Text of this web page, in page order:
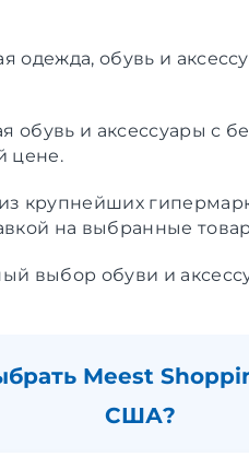
одежда, обувь и
и аксессуары с
цене.
крупнейших
на выбранные
выбор обуви и
Meest
США?